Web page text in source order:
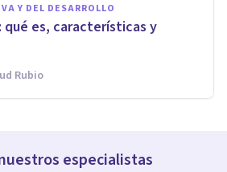
Y DEL DESARROLLO
qué es, características y
Rubio
especialistas